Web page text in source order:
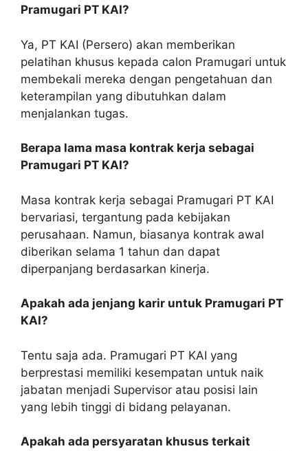
Pramugari PT KAI?
Ya, PT KAI (Persero) akan memberikan
pelatihan khusus kepada calon Pramugari untuk
membekali mereka dengan pengetahuan dan
keterampilan yang dibutuhkan dalam
menjalankan tugas.
Berapa lama masa kontrak kerja sebagai
Pramugari PT KAI?
Masa kontrak kerja sebagai Pramugari PT KAI
bervariasi, tergantung pada kebijakan
perusahaan. Namun, biasanya kontrak awal
diberikan selama 1 tahun dan dapat
diperpanjang berdasarkan kinerja.
Apakah ada jenjang karir untuk Pramugari PT
KAI?
Tentu saja ada. Pramugari PT KAI yang
berprestasi memiliki kesempatan untuk naik
jabatan menjadi Supervisor atau posisi lain
yang lebih tinggi di bidang pelayanan.
Apakah ada persyaratan khusus terkait